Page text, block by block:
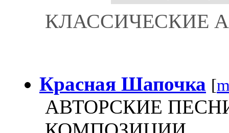
КЛАССИЧЕСКИЕ
Красная Шапочка [
АВТОРСКИЕ